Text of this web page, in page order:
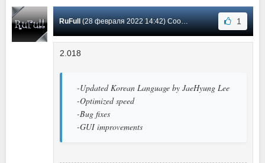
RuFull(28 февраля 2022 14:42) Сообщение #155 1
2.018
-Updated Korean Language by JaeHyung Lee
-Optimized speed
-Bug fixes
-GUI improvements